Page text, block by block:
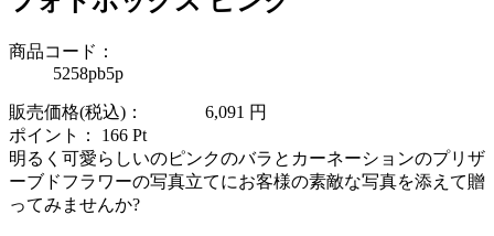
商品コード：
5258pb5p
販売価格(税込)： 6,091 円
ポイント： 166 Pt
明るく可愛らしいのピンクのバラとカーネーションのプリザ
ーブドフラワーの写真立てにお客様の素敵な写真を添えて贈
ってみませんか?